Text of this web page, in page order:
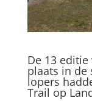
De 13
plaats in de
lopers
Trail op